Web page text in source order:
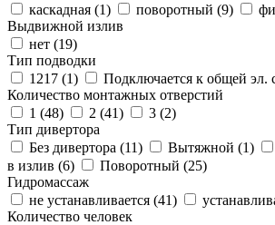
каскадная (1) поворотный (9)
Выдвижной излив
нет (19)
Тип подводки
1217 (1) Подключается к общей эл.
Количество монтажных отверстий
1 (48) 2 (41) 3 (2)
Тип дивертора
Без дивертора (11) Вытяжной (1)
в излив (6) Поворотный (25)
Гидромассаж
не устанавливается (41)
Количество человек